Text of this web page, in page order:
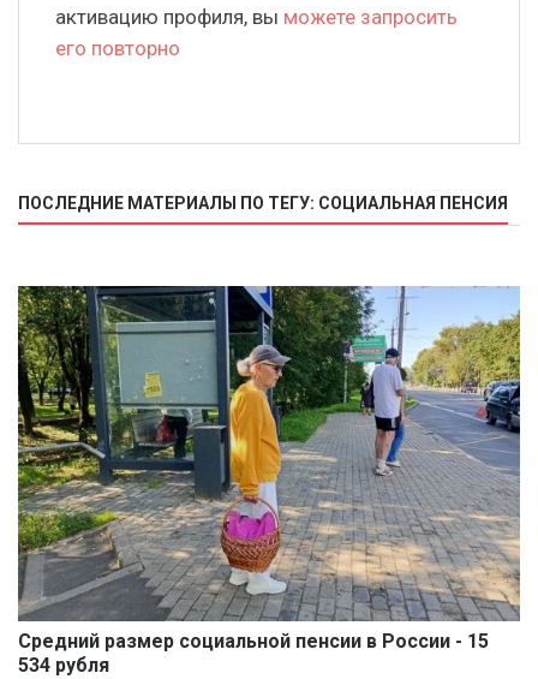
активацию профиля, вы можете запросить
его повторно
ПОСЛЕДНИЕ МАТЕРИАЛЫ ПО ТЕГУ: СОЦИАЛЬНАЯ ПЕНСИЯ
Средний размер социальной пенсии в России - 15
534 рубля